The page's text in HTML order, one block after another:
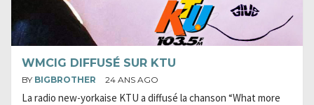
WMCIG DIFFUSÉ SUR KTU
BY BIGBROTHER 24 ANS AGO
La radio new-yorkaise KTU a diffusé la chanson “What more